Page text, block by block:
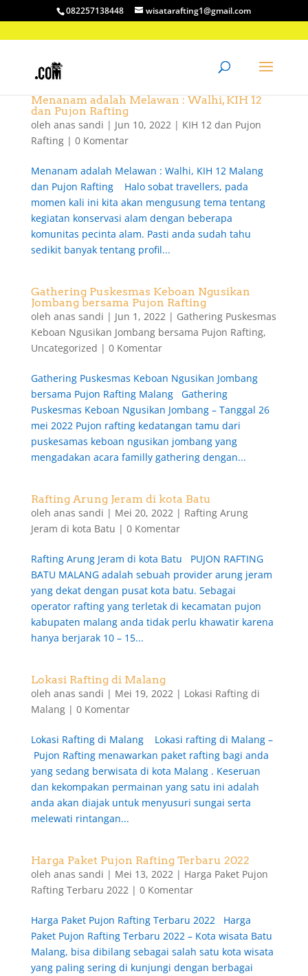
082257138448 wisatarafting1@gmail.com
Menanam adalah Melawan : Walhi, KIH 12
dan Pujon Rafting
oleh anas sandi | Jun 10, 2022| KIH 12 dan Pujon
Rafting| 0 Komentar
Menanam adalah Melawan : Walhi, KIH 12 Malang
dan Pujon Rafting Halo sobat travellers, pada
momen kali ini kita akan mengusung tema tentang
kegiatan konservasi alam dengan beberapa
komunitas pecinta alam. Pasti anda sudah tahu
sedikit banyak tentang profil...
Gathering Puskesmas Keboan Ngusikan
Jombang bersama Pujon Rafting
oleh anas sandi | Jun 1, 2022| Gathering Puskesmas
Keboan Ngusikan Jombang bersama Pujon Rafting,
Uncategorized | 0 Komentar
Gathering Puskesmas Keboan Ngusikan Jombang
bersama Pujon Rafting Malang Gathering
Puskesmas Keboan Ngusikan Jombang – Tanggal 26
mei 2022 Pujon rafting kedatangan tamu dari
puskesamas keboan ngusikan jombang yang
mengadakan acara familly gathering dengan...
Rafting Arung Jeram di kota Batu
oleh anas sandi | Mei 20, 2022| Rafting Arung
Jeram di kota Batu | 0 Komentar
Rafting Arung Jeram di kota Batu PUJON RAFTING
BATU MALANG adalah sebuah provider arung jeram
yang dekat dengan pusat kota batu. Sebagai
operator rafting yang terletak di kecamatan pujon
kabupaten malang anda tidak perlu khawatir karena
hanya berjarak 10 – 15...
Lokasi Rafting di Malang
oleh anas sandi | Mei 19, 2022| Lokasi Rafting di
Malang| 0 Komentar
Lokasi Rafting di Malang Lokasi rafting di Malang –
Pujon Rafting menawarkan paket rafting bagi anda
yang sedang berwisata di kota Malang . Keseruan
dan kekompakan permainan yang satu ini adalah
anda akan diajak untuk menyusuri sungai serta
melewati rintangan...
Harga Paket Pujon Rafting Terbaru 2022
oleh anas sandi | Mei 13, 2022| Harga Paket Pujon
Rafting Terbaru 2022| 0 Komentar
Harga Paket Pujon Rafting Terbaru 2022 Harga
Paket Pujon Rafting Terbaru 2022 – Kota wisata Batu
Malang, bisa dibilang sebagai salah satu kota wisata
yang paling sering di kunjungi dengan berbagai